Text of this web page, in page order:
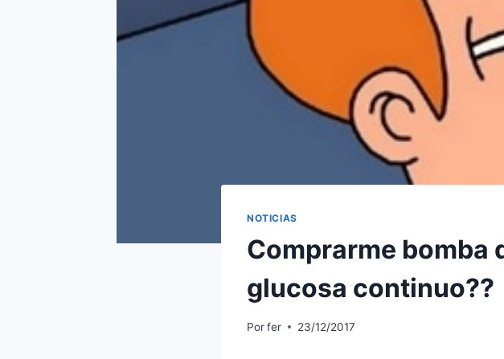
NOTICIAS
Comprarme bomba
glucosa continuo??
Porfer 23/12/2017